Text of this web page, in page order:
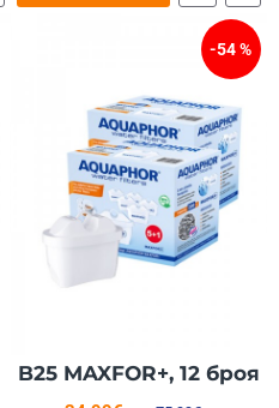
-54 %
B25 MAXFOR+, 12 броя